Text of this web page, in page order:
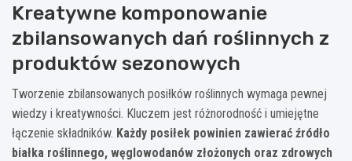
Kreatywne komponowanie
zbilansowanych dań roślinnych z
produktów sezonowych
Tworzenie zbilansowanych posiłków roślinnych wymaga pewnej
wiedzy i kreatywności. Kluczem jest różnorodność i umiejętne
łączenie składników. Każdy posiłek powinien zawierać źródło
białka roślinnego, węglowodanów złożonych oraz zdrowych